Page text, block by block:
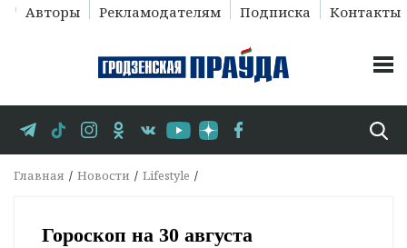
Авторы Рекламодателям Подписка Контакты
Главная Новости Lifestyle
Гороскоп на 30 августа